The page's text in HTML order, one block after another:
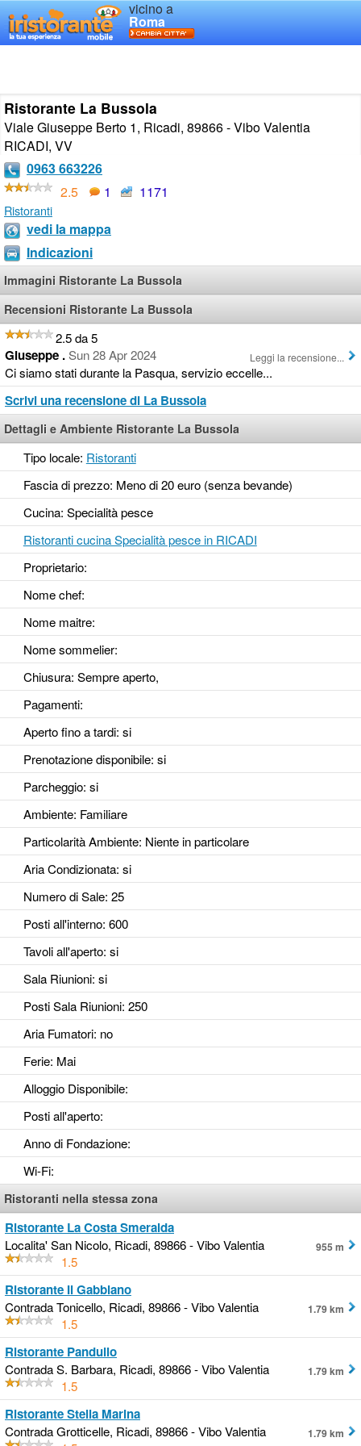
vicino a
Roma
Ristorante La Bussola
Viale Giuseppe Berto 1, Ricadi, 89866 - Vibo Valentia
RICADI, VV
0963 663226
2.5
1 1171
Ristoranti
vedi la mappa
Indicazioni
Immagini Ristorante La Bussola
Recensioni Ristorante La Bussola
2.5 da 5
Giuseppe .Sun 28 Apr 2024
Ci siamo stati durante la Pasqua, servizio eccelle...
Leggi la recensione...
Scrivi una recensione di La Bussola
Dettagli e Ambiente Ristorante La Bussola
Tipo locale: Ristoranti
Fascia di prezzo: Meno di 20 euro (senza bevande)
Cucina: Specialità pesce
Ristoranti cucina Specialità pesce in RICADI
Proprietario:
Nome chef:
Nome maitre:
Nome sommelier:
Chiusura: Sempre aperto,
Pagamenti:
Aperto fino a tardi: si
Prenotazione disponibile: si
Parcheggio: si
Ambiente: Familiare
Particolarità Ambiente: Niente in particolare
Aria Condizionata: si
Numero di Sale: 25
Posti all'interno: 600
Tavoli all'aperto: si
Sala Riunioni: si
Posti Sala Riunioni: 250
Aria Fumatori: no
Ferie: Mai
Alloggio Disponibile:
Posti all'aperto:
Anno di Fondazione:
Wi-Fi:
Ristoranti nella stessa zona
Ristorante La Costa Smeralda
Localita' San Nicolo, Ricadi, 89866 - Vibo Valentia
1.5
955 m
Ristorante Il Gabbiano
Contrada Tonicello, Ricadi, 89866 - Vibo Valentia
1.5
1.79 km
Ristorante Pandullo
Contrada S. Barbara, Ricadi, 89866 - Vibo Valentia
1.5
1.79 km
Ristorante Stella Marina
Contrada Grotticelle, Ricadi, 89866 - Vibo Valentia
1.79 km